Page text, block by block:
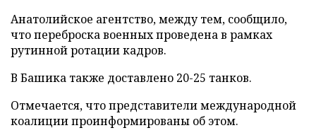
Анатолийское агентство, между тем, сообщило,
что переброска военных проведена в рамках
рутинной ротации кадров.
В Башика также доставлено 20-25 танков.
Отмечается, что представители международной
коалиции проинформированы об этом.